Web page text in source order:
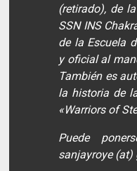
(retirado), de
SSN INS
de la Escuela
y oficial al
También es
la historia de
«Warriors of
Puede
sanjayroye